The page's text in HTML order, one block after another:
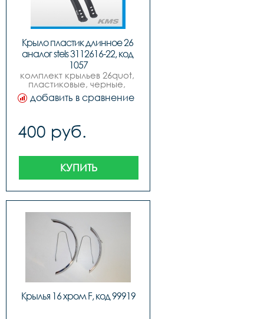
Крыло пластик длинное 26
аналог stels 3112616-22, код
1057
комплект крыльев 26quot,
пластиковые, черные,
удлиненные, аналог stels.
добавить в сравнение
400 руб.
КУПИТЬ
Крылья 16 хром F, код 99919